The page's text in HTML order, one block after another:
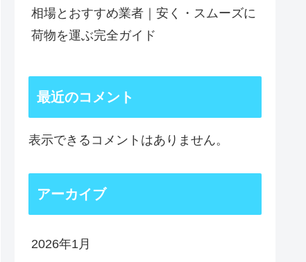
相場とおすすめ業者｜安く・スムーズに
荷物を運ぶ完全ガイド
最近のコメント
表示できるコメントはありません。
アーカイブ
2026年1月